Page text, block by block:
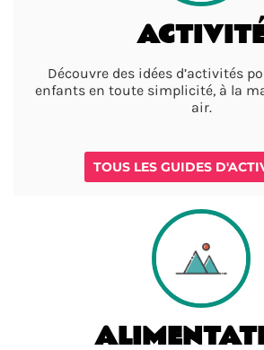
Découvre des idées d’activités
enfants en toute simplicité, à la
air.
TOUS LES GUIDES